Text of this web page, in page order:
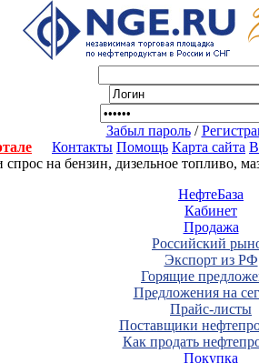
Забыл пароль/
Контакты Помощь Карта сайта
на бензин, дизельное топливо,
НефтеБаза
Кабинет
Продажа
Российский
Экспорт из РФ
Горящие
Предложения на
Прайс-листы
Поставщики
Как продать
Покупка